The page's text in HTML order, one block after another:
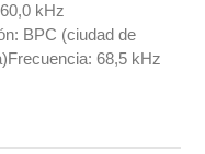
kHz
BPC (ciudad de
68,5 kHz